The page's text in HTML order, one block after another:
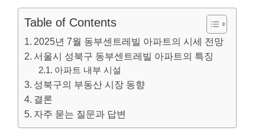
Table of Contents
2025년 7월 동부센트레빌 아파트의 시세 전망
서울시 성북구 동부센트레빌 아파트의 특징
아파트 내부 시설
성북구의 부동산 시장 동향
결론
자주 묻는 질문과 답변